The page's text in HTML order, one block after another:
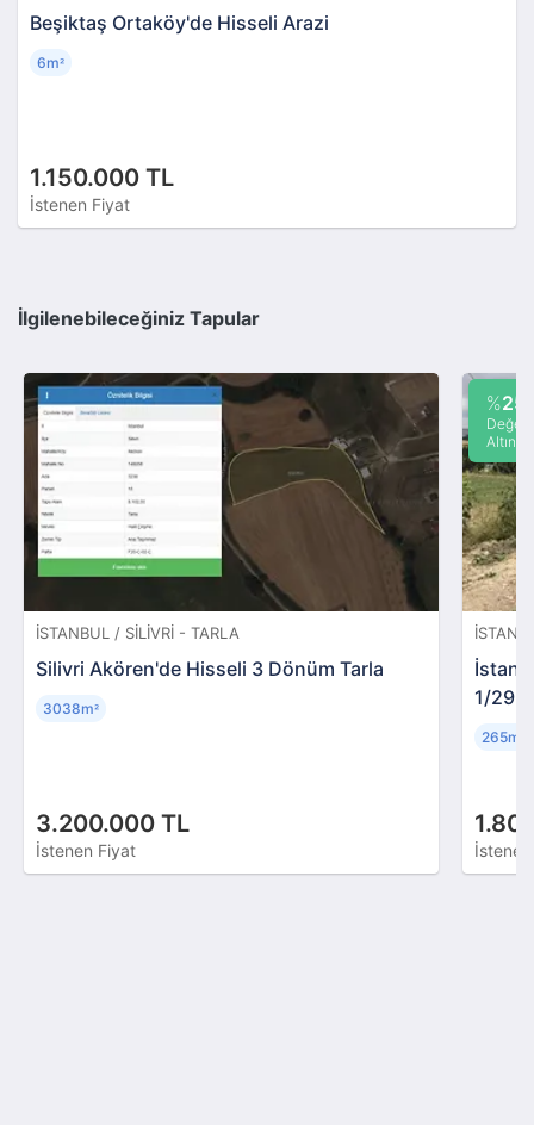
Beşiktaş Ortaköy'de Hisseli Arazi
1.150.000 TL
İstenen Fiyat
6m²
İlgilenebileceğiniz Tapular
İSTANBUL / SILIVRI - TARLA
Silivri Akören'de Hisseli 3 Dönüm Tarla
3.200.000 TL
İstenen Fiyat
3038m²
%25
Altında
1/29
265m